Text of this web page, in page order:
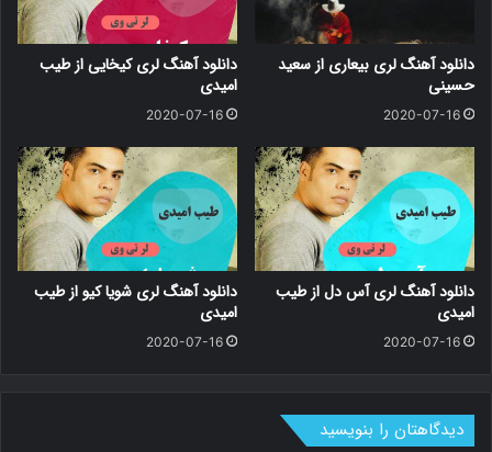
دانلود آهنگ لری بیعاری از سعید
حسینی
2020-07-16
دانلود آهنگ لری کیخایی از طیب
امیدی
2020-07-16
دانلود آهنگ لری آس دل از طیب
امیدی
2020-07-16
دانلود آهنگ لری شویا کیو از طیب
امیدی
2020-07-16
دیدگاهتان را بنویسید